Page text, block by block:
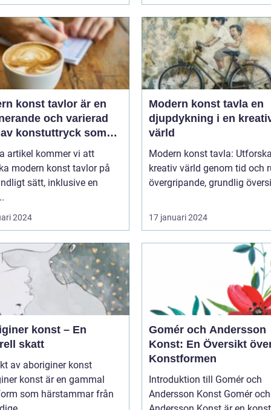
konst tavlor är en
och varierad
konstuttryck som
till sig både
och konstälskare
världen
artikel kommer vi att
modern konst tavlor på
sätt, inklusive en
2024
Modern konst tavla en
djupdykning i en
värld
Modern konst tavla:
kreativ värld genom tid och
övergripande, grundlig
17 januari 2024
konst – En
skatt
av aboriginer konst
konst är en gammal
som härstammar från
Gomér och Andersson
Konst: En Översikt
Konstformen
Introduktion till Gomér och
Andersson Konst Gomér och